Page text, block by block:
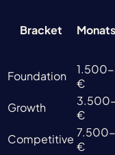
Bracket
Foundation
€
Growth
€
Competitive
€